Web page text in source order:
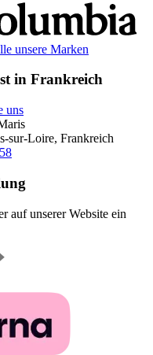
unsere Marken
in Frankreich
uns
sur-Loire, Frankreich
auf unserer Website ein